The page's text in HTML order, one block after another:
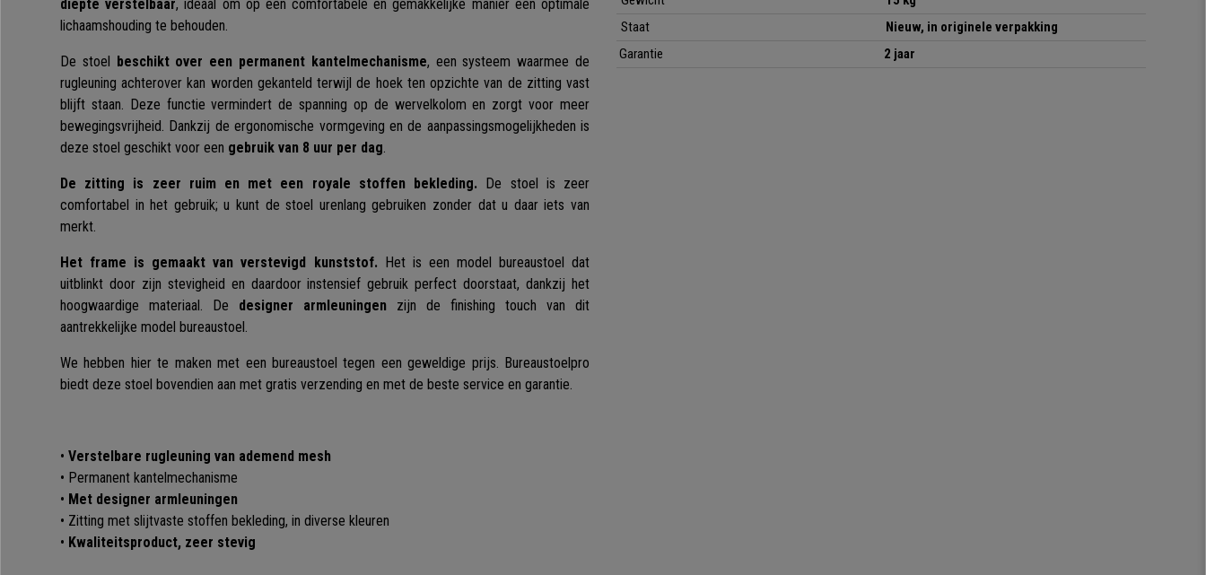
diepte verstelbaar, ideaal om op een comfortabele en gemakkelijke manier een optimale
lichaamshouding te behouden.
De stoel beschikt over een permanent kantelmechanisme, een systeem waarmee de
rugleuning achterover kan worden gekanteld terwijl de hoek ten opzichte van de zitting vast
blijft staan. Deze functie vermindert de spanning op de wervelkolom en zorgt voor meer
bewegingsvrijheid. Dankzij de ergonomische vormgeving en de aanpassingsmogelijkheden is
deze stoel geschikt voor een gebruik van 8 uur per dag.
De zitting is zeer ruim en met een royale stoffen bekleding. De stoel is zeer
comfortabel in het gebruik; u kunt de stoel urenlang gebruiken zonder dat u daar iets van
merkt.
Het frame is gemaakt van verstevigd kunststof. Het is een model bureaustoel dat
uitblinkt door zijn stevigheid en daardoor instensief gebruik perfect doorstaat, dankzij het
hoogwaardige materiaal. De designer armleuningen zijn de finishing touch van dit
aantrekkelijke model bureaustoel.
We hebben hier te maken met een bureaustoel tegen een geweldige prijs. Bureaustoelpro
biedt deze stoel bovendien aan met gratis verzending en met de beste service en garantie.
• Verstelbare rugleuning van ademend mesh
• Permanent kantelmechanisme
• Met designer armleuningen
• Zitting met slijtvaste stoffen bekleding, in diverse kleuren
• Kwaliteitsproduct, zeer stevig
Staat
Nieuw, in originele verpakking
Garantie
2 jaar